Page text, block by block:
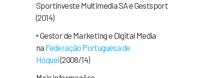
Sportinveste Multimedia SA e Gestsport
(2014)
‣ Gestor de Marketing e Digital Media
na Federação Portuguesa de
Hóquei(2008/14)